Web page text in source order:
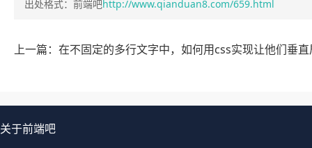
出处格式：前端吧http://www.qianduan8.com/659.html
关于前端吧